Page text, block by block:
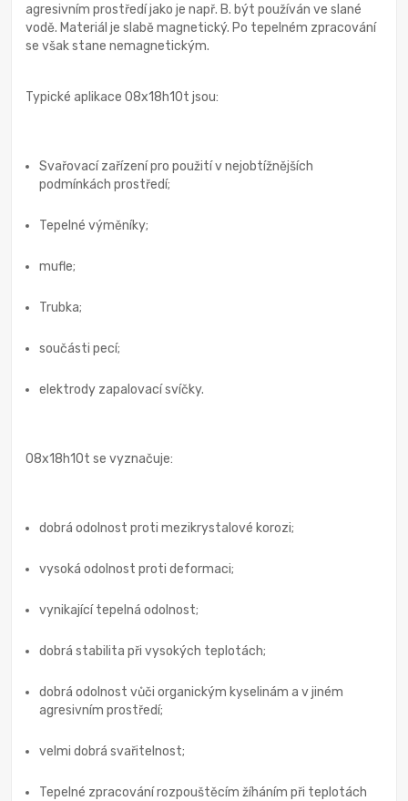
agresivním prostředí jako je např. B. být používán ve slané
vodě. Materiál je slabě magnetický. Po tepelném zpracování
se však stane nemagnetickým.
Typické aplikace 08x18h10t jsou:
Svařovací zařízení pro použití v nejobtížnějších
podmínkách prostředí;
Tepelné výměníky;
mufle;
Trubka;
součásti pecí;
elektrody zapalovací svíčky.
08x18h10t se vyznačuje:
dobrá odolnost proti mezikrystalové korozi;
vysoká odolnost proti deformaci;
vynikající tepelná odolnost;
dobrá stabilita při vysokých teplotách;
dobrá odolnost vůči organickým kyselinám a v jiném
agresivním prostředí;
velmi dobrá svařitelnost;
Tepelné zpracování rozpouštěcím žíháním při teplotách